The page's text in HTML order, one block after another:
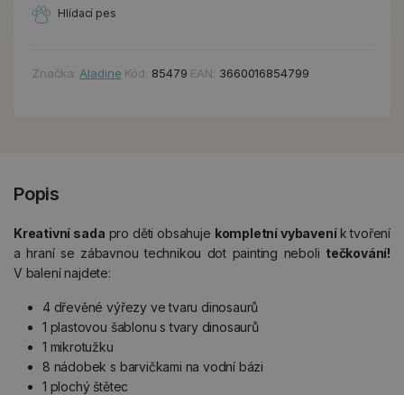
Hlídací pes
Značka: Aladine Kód: 85479 EAN: 3660016854799
Popis
Kreativní sada pro děti obsahuje kompletní vybaveník tvoření
a hraní se zábavnou technikou dot painting neboli tečkování!
V balení najdete:
4 dřevěné výřezy ve tvaru dinosaurů
1 plastovou šablonu s tvary dinosaurů
1 mikrotužku
8 nádobek s barvičkami na vodní bázi
1 plochý štětec